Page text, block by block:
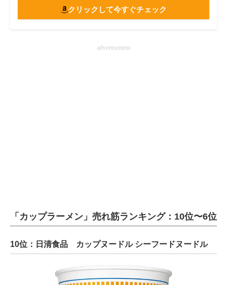
クリックして今すぐチェック
advertisement
「カップラーメン」売れ筋ランキング：10位〜6位
10位：日清食品 カップヌードル シーフードヌードル